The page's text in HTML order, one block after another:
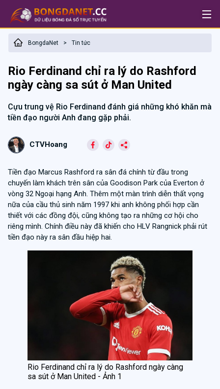
BongdaNet > Tin tức
Rio Ferdinand chỉ ra lý do Rashford
ngày càng sa sút ở Man United
Cựu trung vệ Rio Ferdinand đánh giá những khó khăn mà
tiền đạo người Anh đang gặp phải.
CTVHoang
Tiền đạo Marcus Rashford ra sân đá chính từ đầu trong
chuyến làm khách trên sân của Goodison Park của Everton ở
vòng 32 Ngoại hạng Anh. Thêm một màn trình diễn thất vọng
nữa của cầu thủ sinh năm 1997 khi anh không phối hợp cần
thiết với các đồng đội, cũng không tạo ra những cơ hội cho
riêng mình. Chính điều này đã khiến cho HLV Rangnick phải rút
tiền đạo này ra sân đầu hiệp hai.
Rio Ferdinand chỉ ra lý do Rashford ngày càng
sa sút ở Man United - Ảnh 1